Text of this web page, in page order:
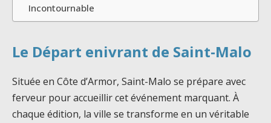
Incontournable
Le Départ enivrant de Saint-Malo
Située en Côte d’Armor, Saint-Malo se prépare avec
ferveur pour accueillir cet événement marquant. À
chaque édition, la ville se transforme en un véritable